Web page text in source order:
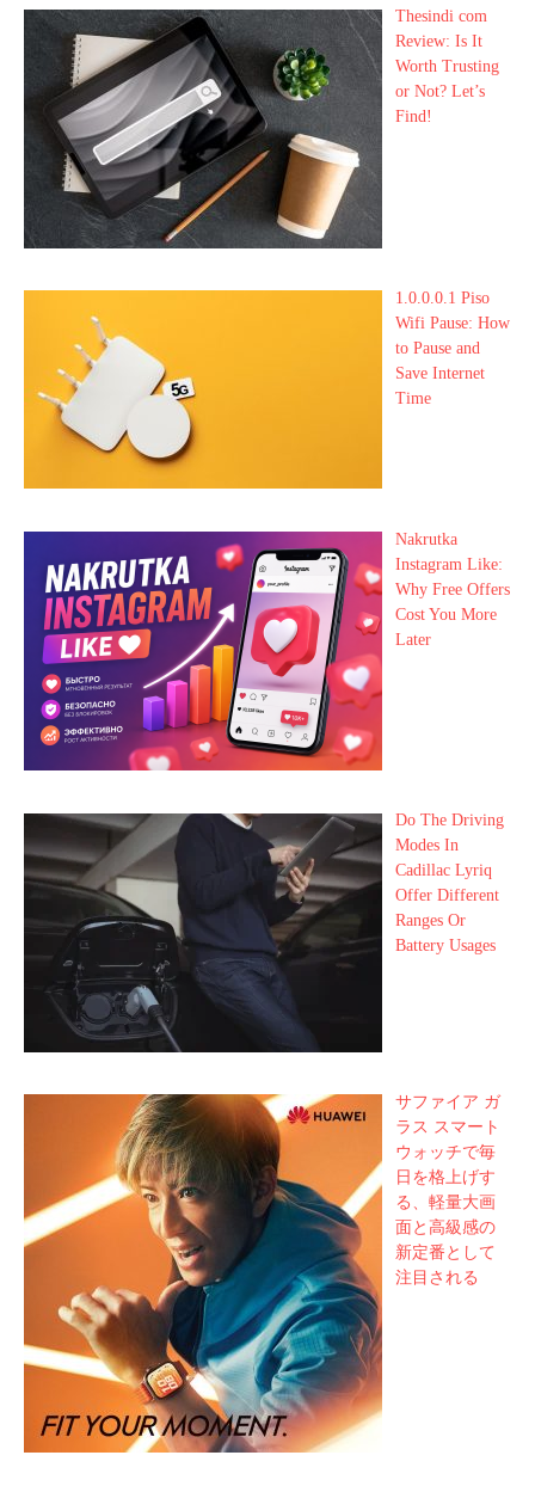
Thesindi com
Review: Is It
Worth Trusting
or Not? Let’s
Find!
1.0.0.0.1 Piso
Wifi Pause: How
to Pause and
Save Internet
Time
Nakrutka
Instagram Like:
Why Free Offers
Cost You More
Later
Do The Driving
Modes In
Cadillac Lyriq
Offer Different
Ranges Or
Battery Usages
サファイア ガ
ラス スマート
ウォッチで毎
日を格上げす
る、軽量大画
面と高級感の
新定番として
注目される